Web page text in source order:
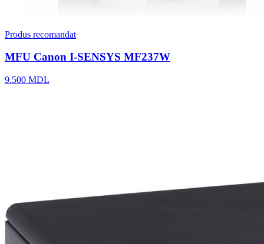
Produs recomandat
MFU Canon I-SENSYS MF237W
9.500 MDL